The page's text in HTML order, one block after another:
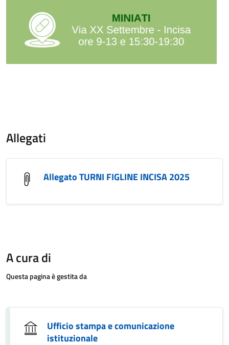
Allegati
Allegato TURNI FIGLINE INCISA 2025
A cura di
Questa pagina è gestita da
Ufficio stampa e comunicazione
istituzionale